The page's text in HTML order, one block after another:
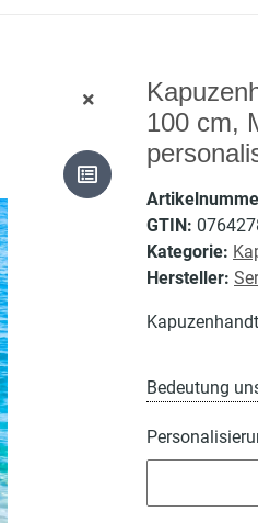
100 cm,
GTIN:
Kategorie:
Hersteller:
Bedeutung